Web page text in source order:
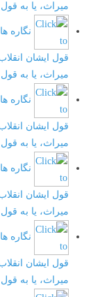
میراث، یا به
نگاره
قول ایشان
میراث، یا به
نگاره
قول ایشان
میراث، یا به
نگاره
قول ایشان
میراث، یا به
نگاره
قول ایشان
میراث، یا به